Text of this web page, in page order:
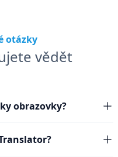
otázky
vědět
obrazovky?